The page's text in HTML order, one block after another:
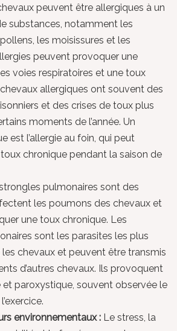
peuvent être allergiques à un
substances, notamment les
les moisissures et les
peuvent provoquer une
voies respiratoires et une toux
allergiques ont souvent des
et des crises de toux plus
moments de l’année. Un
est l’allergie au foin, qui peut
chronique pendant la saison de
pulmonaires sont des
les poumons des chevaux et
une toux chronique. Les
sont les parasites les plus
chevaux et peuvent être transmis
d’autres chevaux. Ils provoquent
et paroxystique, souvent observée le
environnementaux : Le stress, la